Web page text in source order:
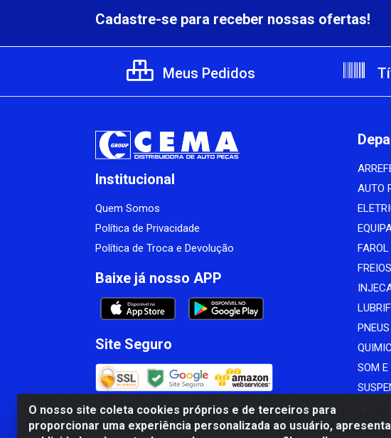
O nosso site coleta cookies próprios e de terceiros para
proporcionar uma experiência personalizada ao usuário,
Cadastre-se para receber nossas ofertas!
Meus Pedidos
Institucional
Quem Somos
Política de Privacidade
Política de Troca e Devolução
Baixe já nosso APP
Site Seguro
AUTO
SOM E
CBP MACEDO COMERCIO PEÇAS LTDA Matriz - av